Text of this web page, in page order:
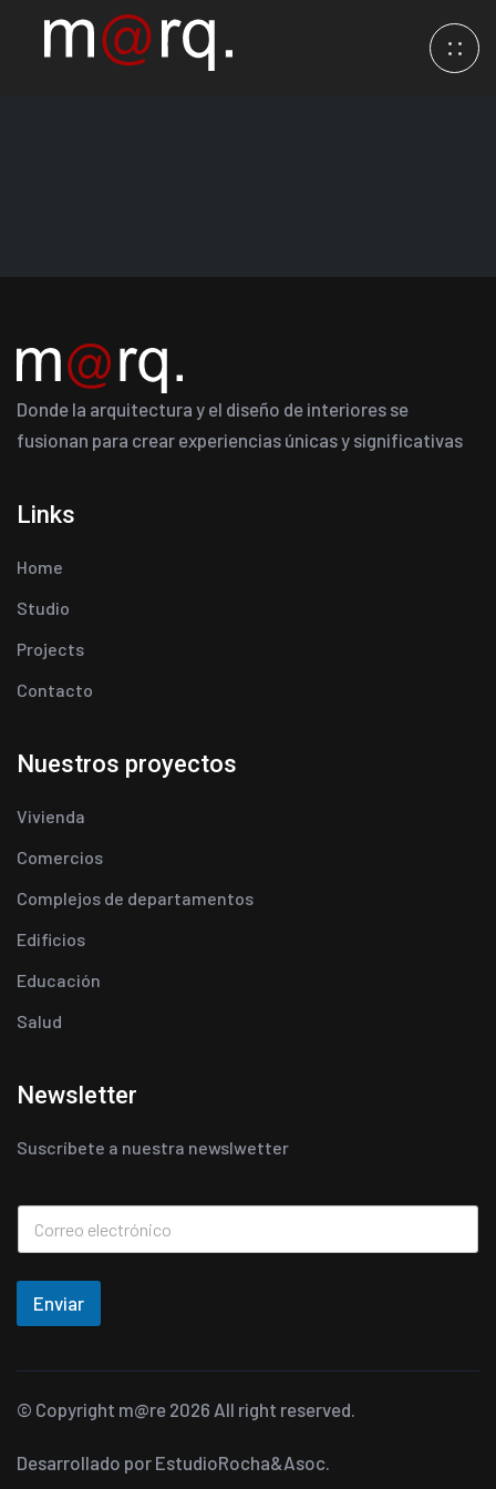
Donde la arquitectura y el diseño de interiores se
fusionan para crear experiencias únicas y significativas
Links
Home
Studio
Projects
Contacto
Nuestros proyectos
Vivienda
Comercios
Complejos de departamentos
Edificios
Educación
Salud
Newsletter
Suscríbete a nuestra newslwetter
Enviar
© Copyright m@re 2026 All right reserved.
Desarrollado por EstudioRocha&Asoc.